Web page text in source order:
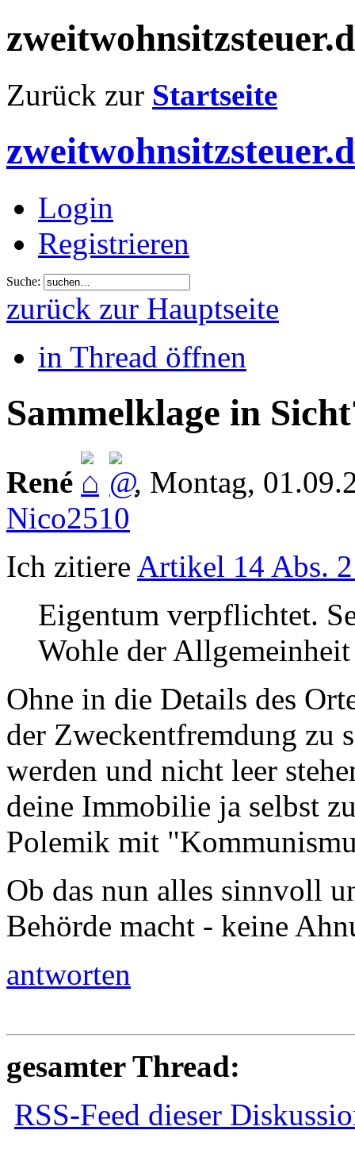
Zurück zur Startseite
Login
Registrieren
Suche:
zurück zur Hauptseite
in Thread öffnen
Sammelklage in
René , Montag,
Nico2510
Ich zitiere Artikel 14 Abs.
Eigentum verpflichtet.
Wohle der
Ohne in die Details des
der Zweckentfremdung zu
werden und nicht leer
deine Immobilie ja selbst
Polemik mit
Ob das nun alles sinnvoll
Behörde macht - keine
antworten
gesamter Thread:
RSS-Feed dieser